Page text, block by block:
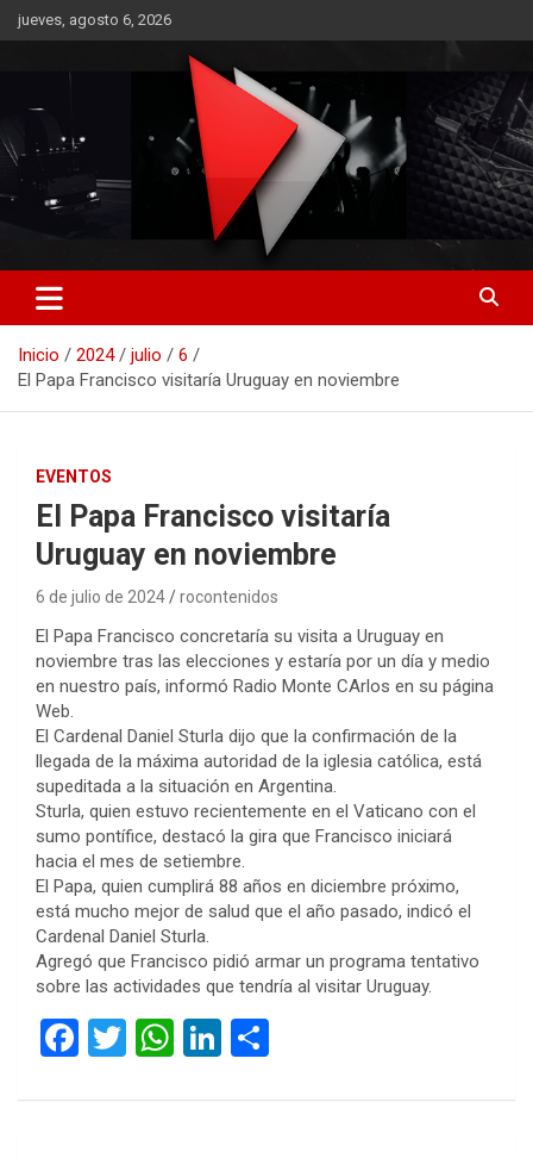
Saltar
al
jueves, agosto 6, 2026
RO CONTENIDOS
Inicio 2024 julio
6
El Papa Francisco visitaría Uruguay en noviembre
EVENTOS
El Papa Francisco visitaría
Uruguay en noviembre
6 de julio de 2024 rocontenidos
El Papa Francisco concretaría su visita a Uruguay en
noviembre tras las elecciones y estaría por un día y medio
en nuestro país, informó Radio Monte CArlos en su página
Web.
El Cardenal Daniel Sturla dijo que la confirmación de la
llegada de la máxima autoridad de la iglesia católica, está
supeditada a la situación en Argentina.
Sturla, quien estuvo recientemente en el Vaticano con el
sumo pontífice, destacó la gira que Francisco iniciará
hacia el mes de setiembre.
El Papa, quien cumplirá 88 años en diciembre próximo,
está mucho mejor de salud que el año pasado, indicó el
Cardenal Daniel Sturla.
Agregó que Francisco pidió armar un programa tentativo
sobre las actividades que tendría al visitar Uruguay.
F
ce
T
tt
W
at
Li
ke m